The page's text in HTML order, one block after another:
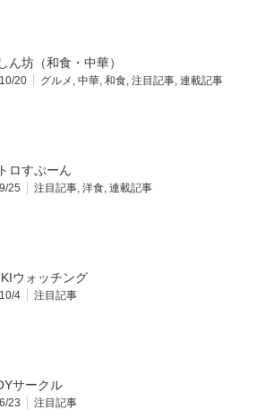
ん坊（和食・中華）
20 グルメ , 中華, 和食, 注目記事, 連載記事
ロすぷーん
25 注目記事, 洋食, 連載記事
ウォッチング
4 注目記事
サークル
23 注目記事